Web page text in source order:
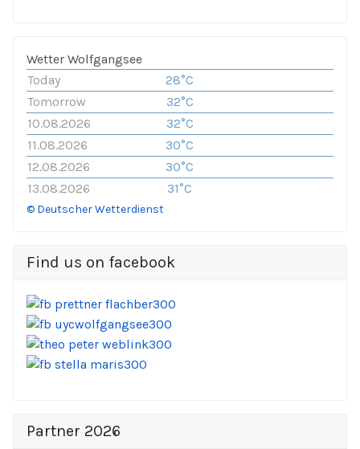
Wetter Wolfgangsee
Today
28°C
Tomorrow
32°C
10.08.2026
32°C
11.08.2026
30°C
12.08.2026
30°C
13.08.2026
31°C
© Deutscher Wetterdienst
Find us on facebook
Partner 2026